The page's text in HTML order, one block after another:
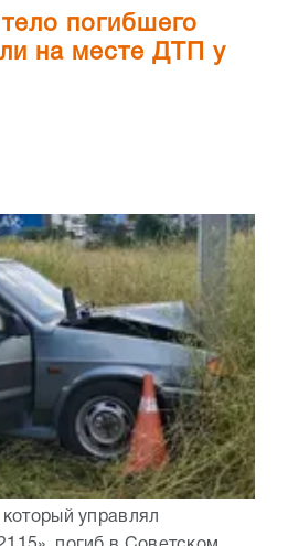
погибшего
на месте ДТП у
управлял